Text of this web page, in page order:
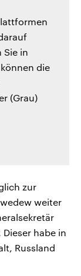
Sie in
können die
(Grau)
zur
weiter
habe in
Russland